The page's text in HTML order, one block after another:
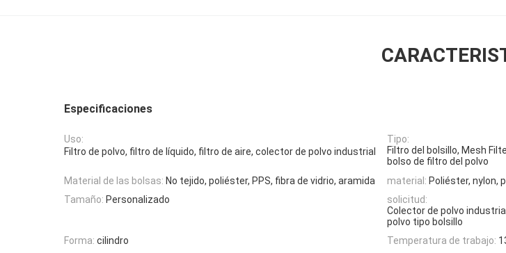
Especificaciones
Uso:
Filtro de polvo, filtro de líquido, filtro de aire, colector de polvo industrial
Tipo:
Filtro del bolsillo, Mesh
bolso de filtro del polvo
Material de las bolsas: No tejido, poliéster, PPS, fibra de vidrio, aramida material: Poliéster, nylon,
Tamaño: Personalizado
solicitud:
Colector de polvo
polvo tipo bolsillo
Forma: cilindro Temperatura de trabajo: